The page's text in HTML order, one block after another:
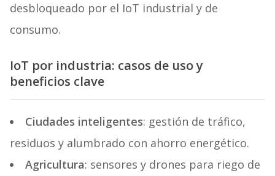
desbloqueado por el IoT industrial y de
consumo.
IoT por industria: casos de uso y
beneficios clave
Ciudades inteligentes: gestión de tráfico,
residuos y alumbrado con ahorro energético.
Agricultura: sensores y drones para riego de